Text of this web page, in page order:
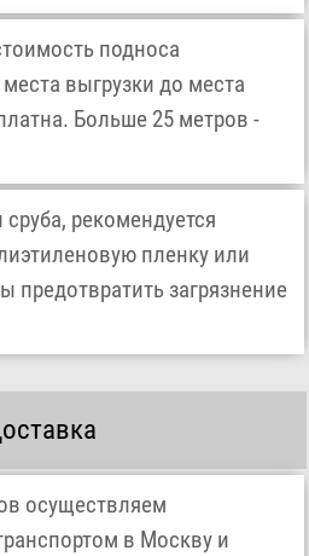
подноса
выгрузки до места
Больше 25 метров -
рекомендуется
пленку или
предотвратить загрязнение
осуществляем
в Москву и